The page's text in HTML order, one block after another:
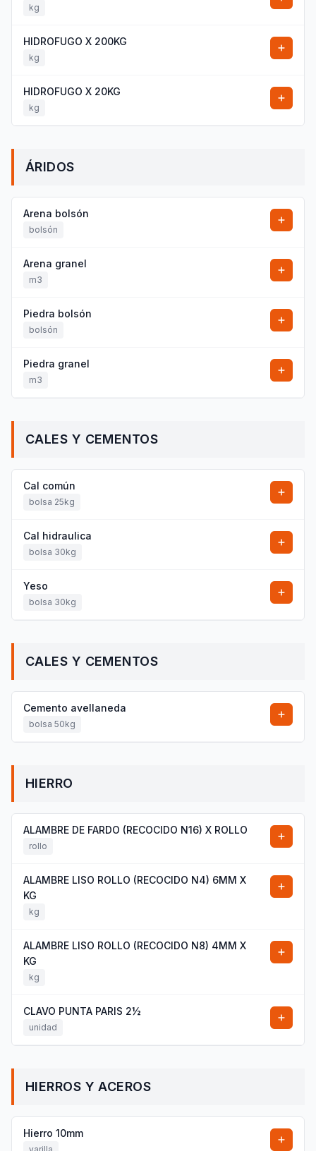
kg
HIDROFUGO X 200KG
kg
HIDROFUGO X 20KG
kg
ÁRIDOS
Arena bolsón
bolsón
Arena granel
m3
Piedra bolsón
bolsón
Piedra granel
m3
CALES Y CEMENTOS
Cal común
bolsa 25kg
Cal hidraulica
bolsa 30kg
Yeso
bolsa 30kg
CALES Y CEMENTOS
Cemento avellaneda
bolsa 50kg
HIERRO
ALAMBRE DE FARDO (RECOCIDO N16) X ROLLO
rollo
ALAMBRE LISO ROLLO (RECOCIDO N4) 6MM X
KG
kg
ALAMBRE LISO ROLLO (RECOCIDO N8) 4MM X
KG
kg
CLAVO PUNTA PARIS 2½
unidad
HIERROS Y ACEROS
Hierro 10mm